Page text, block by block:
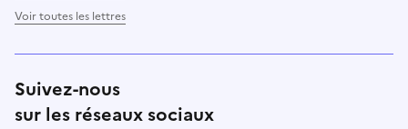
Voir toutes les lettres
Suivez-nous
sur les réseaux sociaux